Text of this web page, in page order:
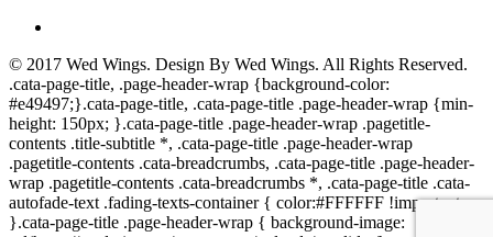
© 2017 Wed Wings. Design By Wed Wings. All Rights Reserved.
.cata-page-title, .page-header-wrap {background-color:
#e49497;}.cata-page-title, .cata-page-title .page-header-wrap {min-
height: 150px; }.cata-page-title .page-header-wrap .pagetitle-
contents .title-subtitle *, .cata-page-title .page-header-wrap
.pagetitle-contents .cata-breadcrumbs, .cata-page-title .page-header-
wrap .pagetitle-contents .cata-breadcrumbs *, .cata-page-title .cata-
autofade-text .fading-texts-container { color:#FFFFFF !important;
}.cata-page-title .page-header-wrap { background-image: